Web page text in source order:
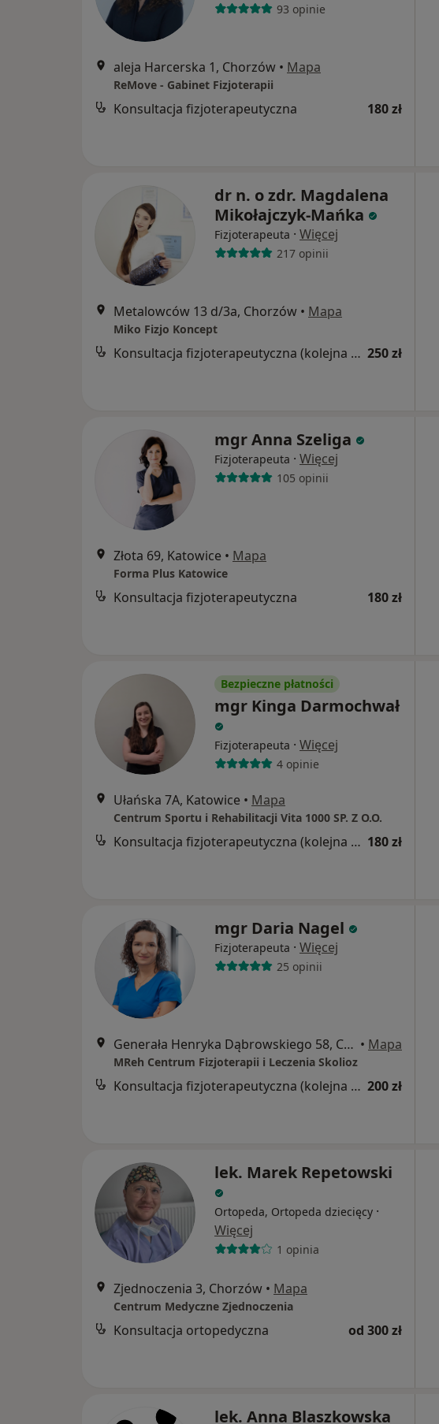
93 opinie
aleja Harcerska 1, Chorzów • Mapa
ReMove - Gabinet Fizjoterapii
Konsultacja fizjoterapeutyczna 180 zł
dr n. o zdr. Magdalena
Mikołajczyk-Mańka
Fizjoterapeuta · Więcej
217 opinii
Metalowców 13 d/3a, Chorzów • Mapa
Miko Fizjo Koncept
Konsultacja fizjoterapeutyczna (kolejna wizyta) 250 zł
mgr Anna Szeliga
Fizjoterapeuta · Więcej
105 opinii
Złota 69, Katowice • Mapa
Forma Plus Katowice
Konsultacja fizjoterapeutyczna 180 zł
Bezpieczne płatności
mgr Kinga Darmochwał
Fizjoterapeuta · Więcej
4 opinie
Ułańska 7A, Katowice • Mapa
Centrum Sportu i Rehabilitacji Vita 1000 SP. Z O.O.
Konsultacja fizjoterapeutyczna (kolejna wizyta) 180 zł
mgr Daria Nagel
Fizjoterapeuta · Więcej
25 opinii
Generała Henryka Dąbrowskiego 58, Chorzów • Mapa
MReh Centrum Fizjoterapii i Leczenia Skolioz
Konsultacja fizjoterapeutyczna (kolejna wizyta) 200 zł
lek. Marek Repetowski
Ortopeda, Ortopeda dziecięcy ·
Więcej
1 opinia
Zjednoczenia 3, Chorzów • Mapa
Centrum Medyczne Zjednoczenia
Konsultacja ortopedyczna od 300 zł
lek. Anna Blaszkowska